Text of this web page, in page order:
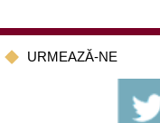
URMEAZĂ-NE